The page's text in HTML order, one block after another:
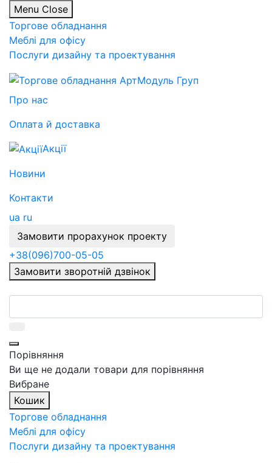
Menu Close
Торгове обладнання
Меблі для офісу
Послуги дизайну та проектування
Про нас
Оплата й доставка
Акції
Новини
Контакти
ua ru
Замовити прорахунок проекту
+38(096)700-05-05
Замовити зворотній дзвінок
Порівняння
Ви ще не додали товари для порівняння
Вибране
Кошик
Торгове обладнання
Меблі для офісу
Послуги дизайну та проектування